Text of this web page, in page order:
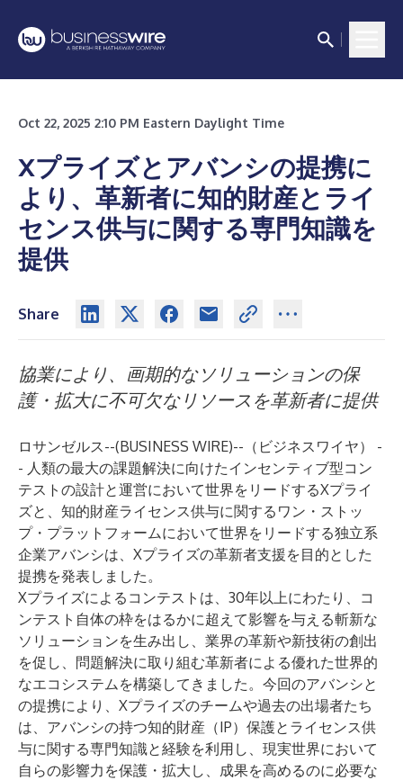
Oct 22, 2025 2:10 PM Eastern Daylight Time
Xプライズとアバンシの提携に
より、革新者に知的財産とライ
センス供与に関する専門知識を
提供
Share
協業により、画期的なソリューションの保
護・拡大に不可欠なリソースを革新者に提供
ロサンゼルス--(BUSINESS WIRE)-- （ビジネスワイヤ） -
- 人類の最大の課題解決に向けたインセンティブ型コン
テストの設計と運営において世界をリードするXプライ
ズと、知的財産ライセンス供与に関するワン・ストッ
プ・プラットフォームにおいて世界をリードする独立系
企業アバンシは、Xプライズの革新者支援を目的とした
提携を発表しました。
Xプライズによるコンテストは、30年以上にわたり、コ
ンテスト自体の枠をはるかに超えて影響を与える斬新な
ソリューションを生み出し、業界の革新や新技術の創出
を促し、問題解決に取り組む革新者による優れた世界的
なエコシステムを構築してきました。今回のアバンシと
の提携により、Xプライズのチームや過去の出場者たち
は、アバンシの持つ知的財産（IP）保護とライセンス供
与に関する専門知識と経験を利用し、現実世界において
自らの影響力を保護・拡大し、成果を高めるのに必要な